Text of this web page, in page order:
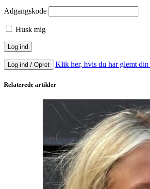
Adgangskode
Husk mig
Log ind / Opret Klik her, hvis du har glemt din
Relaterede artikler